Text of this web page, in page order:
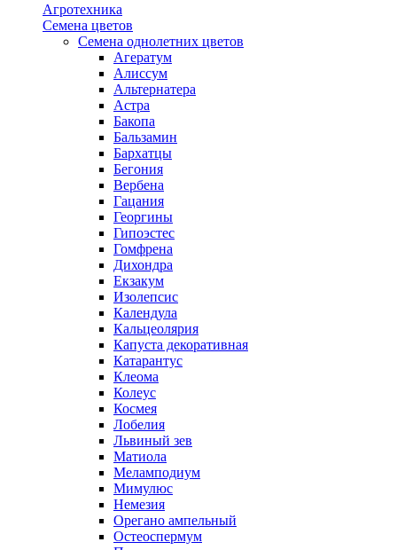
Агротехника
Семена цветов
Семена однолетних цветов
Агератум
Алиссум
Альтернатера
Астра
Бакопа
Бальзамин
Бархатцы
Бегония
Вербена
Гацания
Георгины
Гипоэстес
Гомфрена
Дихондра
Екзакум
Изолепсис
Календула
Кальцеолярия
Капуста декоративная
Катарантус
Клеома
Колеус
Космея
Лобелия
Львиный зев
Матиола
Меламподиум
Мимулюс
Немезия
Орегано ампельный
Остеоспермум